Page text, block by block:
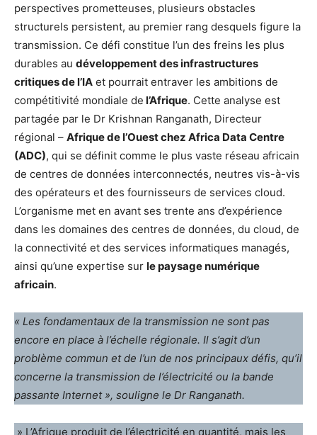
perspectives prometteuses, plusieurs obstacles
structurels persistent, au premier rang desquels figure la
transmission. Ce défi constitue l’un des freins les plus
durables au développement des infrastructures
critiques de l’IA et pourrait entraver les ambitions de
compétitivité mondiale de l’Afrique. Cette analyse est
partagée par le Dr Krishnan Ranganath, Directeur
régional – Afrique de l’Ouest chez Africa Data Centre
(ADC), qui se définit comme le plus vaste réseau africain
de centres de données interconnectés, neutres vis-à-vis
des opérateurs et des fournisseurs de services cloud.
L’organisme met en avant ses trente ans d’expérience
dans les domaines des centres de données, du cloud, de
la connectivité et des services informatiques managés,
ainsi qu’une expertise sur le paysage numérique
africain.
« Les fondamentaux de la transmission ne sont pas
encore en place à l’échelle régionale. Il s’agit d’un
problème commun et de l’un de nos principaux défis, qu’il
concerne la transmission de l’électricité ou la bande
passante Internet », souligne le Dr Ranganath.
» L’Afrique produit de l’électricité en quantité, mais les